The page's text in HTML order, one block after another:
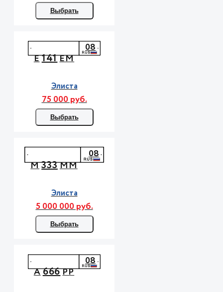
Выбрать
Е141ЕМ
08
Элиста
75 000 руб.
Выбрать
М333ММ
08
Элиста
5 000 000 руб.
Выбрать
А666РР
08